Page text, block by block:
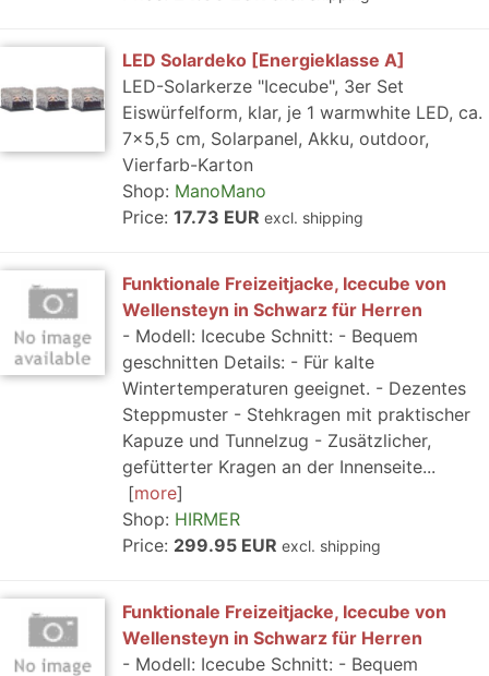
LED Solardeko [Energieklasse A]
LED-Solarkerze "Icecube", 3er Set
Eiswürfelform, klar, je 1 warmwhite LED, ca.
7x5,5 cm, Solarpanel, Akku, outdoor,
Vierfarb-Karton
Shop: ManoMano
Price: 17.73 EUR excl. shipping
Funktionale Freizeitjacke, Icecube von
Wellensteyn in Schwarz für Herren
- Modell: Icecube Schnitt: - Bequem
geschnitten Details: - Für kalte
Wintertemperaturen geeignet. - Dezentes
Steppmuster - Stehkragen mit praktischer
Kapuze und Tunnelzug - Zusätzlicher,
gefütterter Kragen an der Innenseite...
more
Shop: HIRMER
Price: 299.95 EUR excl. shipping
Funktionale Freizeitjacke, Icecube von
Wellensteyn in Schwarz für Herren
- Modell: Icecube Schnitt: - Bequem